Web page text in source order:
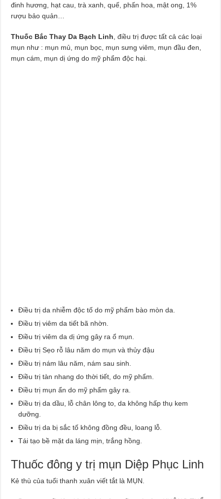
đinh hương, hạt cau, trà xanh, quế, phấn hoa, mật ong, 1%
rượu bảo quản…
Thuốc Bắc Thay Da Bạch Linh , điều trị được tất cả các loại
mụn như : mụn mủ, mụn bọc, mụn sưng viêm, mụn đầu đen,
mụn cám, mụn dị ứng do mỹ phẩm độc hại.
Điều trị da nhiễm độc tố do mỹ phẩm bào mòn da.
Điều trị viêm da tiết bã nhờn.
Điều trị viêm da dị ứng gây ra ổ mụn.
Điều trị Sẹo rỗ lâu năm do mụn và thủy đậu
Điều trị nám lâu năm, nám sau sinh.
Điều trị tàn nhang do thời tiết, do mỹ phẩm.
Điều trị mụn ẩn do mỹ phẩm gây ra.
Điều trị da dầu, lỗ chân lông to, da không hấp thụ kem
dưỡng.
Điều trị da bị sắc tố không đồng đều, loang lỗ.
Tái tạo bề mặt da láng mịn, trắng hồng.
Thuốc đông y trị mụn Diệp Phục Linh
Kẻ thù của tuổi thanh xuân viết tắt là MỤN.